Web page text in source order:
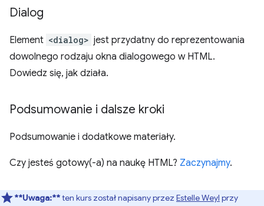
Dialog
Element <dialog> jest przydatny do reprezentowania
dowolnego rodzaju okna dialogowego w HTML.
Dowiedz się, jak działa.
Podsumowanie i dalsze kroki
Podsumowanie i dodatkowe materiały.
Czy jesteś gotowy(-a) na naukę HTML? Zaczynajmy.
**Uwaga:**ten kurs został napisany przez Estelle Weyl przy